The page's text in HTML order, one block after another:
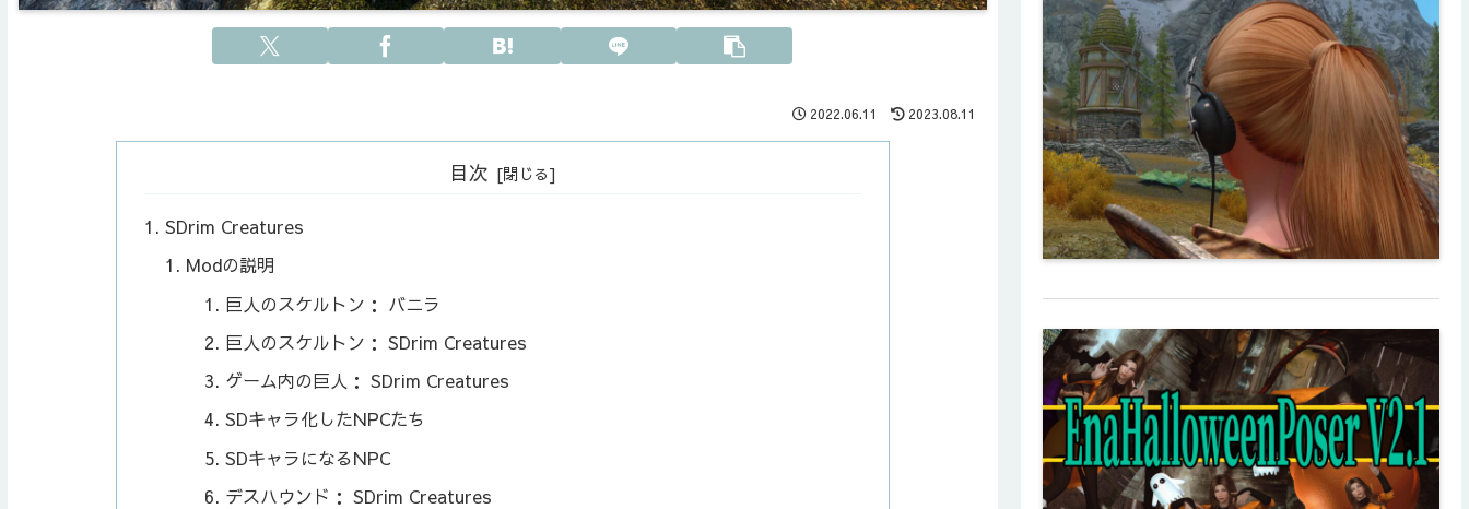
2022.06.11 2023.08.11
目次
SDrim Creatures
Modの説明
巨人のスケルトン： バニラ
巨人のスケルトン： SDrim Creatures
ゲーム内の巨人： SDrim Creatures
SDキャラ化したNPCたち
SDキャラになるNPC
デスハウンド： SDrim Creatures